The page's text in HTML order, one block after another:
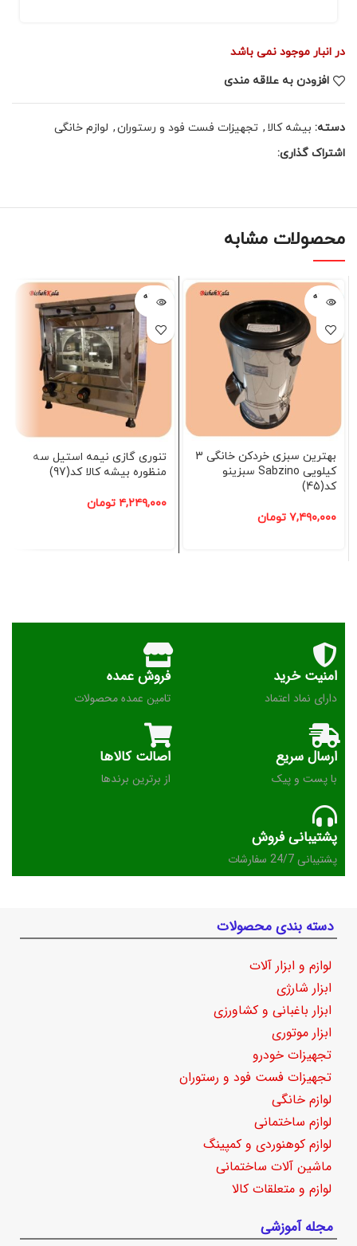
در انبار موجود نمی باشد
افزودن به علاقه مندی
دسته: بیشه کالا , تجهیزات فست فود و رستوران, لوازم خانگی
اشتراک گذاری:
محصولات مشابه
فروخته
شده
بهترین سبزی خردکن خانگی 3
کیلویی Sabzino سبزینو
کد(45)
۷,۴۹۰,۰۰۰ تومان
فروخته
شده
تنوری گازی نیمه استیل سه
منظوره بیشه کالا کد(97)
۴,۲۴۹,۰۰۰ تومان
امنیت خرید
دارای نماد اعتماد
فروش عمده
تامین عمده محصولات
ارسال سریع
با پست و پیک
اصالت کالاها
از برترین برندها
پشتیبانی فروش
پشتیبانی 24/7 سفارشات
دسته بندی محصولات
لوازم و ابزار آلات
ابزار شارژی
ابزار باغبانی و کشاورزی
ابزار موتوری
تجهیزات خودرو
تجهیزات فست فود و رستوران
لوازم خانگی
لوازم ساختمانی
لوازم کوهنوردی و کمپینگ
ماشین آلات ساختمانی
لوازم و متعلقات کالا
مجله آموزشی